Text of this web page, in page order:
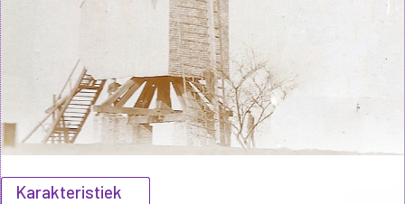
Karakteristiek